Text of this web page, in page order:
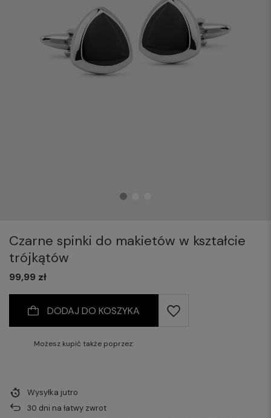
Czarne spinki do makietów w kształcie
trójkątów
99,99 zł
DODAJ DO KOSZYKA
Możesz kupić także poprzez:
Wysyłka jutro
30 dni na łatwy zwrot